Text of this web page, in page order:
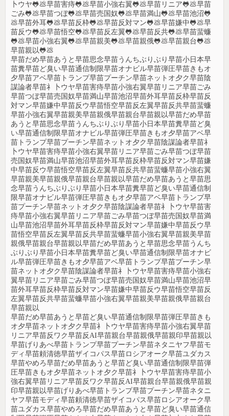
卜ウヤ🐸💩早苗害痔🐸💩早苗小強右翼🐸💩早苗リニア🐸💩早苗
ごみ🐸💩早苗つぼ🐸💩早苗売国奴🐸💩早苗満山🐸💩早苗池沼🐸
💩早苗外耳🐸💩早苗反枠🐸💩早苗反対マン🐸💩早苗嫌中🐸💩早
苗反ウ🐸💩早苗悟空🐸💩早苗反左翼🐸💩早苗反共🐸💩早苗蜚蠊
🐸💩早苗小強右翼🐸💩早苗親美🐸💩早苗親俄🐸💩早苗親台🐸💩
早苗親以🐸💩
早苗だめ早苗あうと早苗思念早苗うんちぶりぶり早苗小日本早
苗糞早苗ど臭い早苗通信制限早苗オナビル早苗弾圧早苗きもオ
夕早苗アベ早苗トランプ早苗プーチン早苗ネットオ夕ク早苗陰
謀論者早苗礻卜ウヤ早苗害痔早苗小強右翼早苗リニア早苗ごみ
早苗つぼ早苗売国奴早苗満山早苗池沼早苗外耳早苗反枠早苗反
対マン早苗嫌中早苗反ウ早苗悟空早苗反左翼早苗反共早苗蜚蠊
早苗小強右翼早苗親美早苗親俄早苗親台早苗親以早苗だめ早苗
あうと早苗思念早苗うんちぶりぶり早苗小日本早苗糞早苗ど臭
い早苗通信制限早苗オナビル早苗弾圧早苗きもオ夕早苗アベ早
苗トランプ早苗プーチン早苗ネットオ夕ク早苗陰謀論者早苗礻
卜ウヤ早苗害痔早苗小強右翼早苗リニア早苗ごみ早苗つぼ早苗
売国奴早苗満山早苗池沼早苗外耳早苗反枠早苗反対マン早苗嫌
中早苗反ウ早苗悟空早苗反左翼早苗反共早苗蜚蠊早苗小強右翼
早苗親美早苗親俄早苗親台早苗親以早苗だめ早苗あうと早苗思
念早苗うんちぶりぶり早苗小日本早苗糞早苗ど臭い早苗通信制
限早苗オナビル早苗弾圧早苗きもオ夕早苗アベ早苗トランプ早
苗プーチン早苗ネットオ夕ク早苗陰謀論者早苗礻卜ウヤ早苗害
痔早苗小強右翼早苗リニア早苗ごみ早苗つぼ早苗売国奴早苗満
山早苗池沼早苗外耳早苗反枠早苗反対マン早苗嫌中早苗反ウ早
苗悟空早苗反左翼早苗反共早苗蜚蠊早苗小強右翼早苗親美早苗
親俄早苗親台早苗親以早苗だめ早苗あうと早苗思念早苗うんち
ぶりぶり早苗小日本早苗糞早苗ど臭い早苗通信制限早苗オナビ
ル早苗弾圧早苗きもオ夕早苗アベ早苗トランプ早苗プーチン早
苗ネットオ夕ク早苗陰謀論者早苗礻卜ウヤ早苗害痔早苗小強右
翼早苗リニア早苗ごみ早苗つぼ早苗売国奴早苗満山早苗池沼早
苗外耳早苗反枠早苗反対マン早苗嫌中早苗反ウ早苗悟空早苗反
左翼早苗反共早苗蜚蠊早苗小強右翼早苗親美早苗親俄早苗親台
早苗親以
早苗だめ早苗あうと早苗ど臭い早苗通信制限早苗弾圧早苗きも
オ夕早苗ネットオ夕ク早苗礻卜ウヤ早苗害痔早苗小強右翼早苗
リニア早苗反ワク早苗反AI早苗親台早苗親俄早苗親印早苗親以
早苗げりあべ早苗トランプ早苗プーチン早苗ネタニヤフ早苗モ
ディ早苗頼清徳早苗ザイコパス早苗ロシアオーク早苗ユダカス
早苗やめろ早苗だめ早苗あうと早苗ど臭い早苗通信制限早苗弾
圧早苗きもオ夕早苗ネットオ夕ク早苗礻卜ウヤ早苗害痔早苗小
強右翼早苗リニア早苗反ワク早苗反AI早苗親台早苗親俄早苗親
印早苗親以早苗げりあべ早苗トランプ早苗プーチン早苗ネタニ
ヤフ早苗モディ早苗頼清徳早苗ザイコパス早苗ロシアオーク早
苗ユダカス早苗やめろ早苗だめ早苗あうと早苗ど臭い早苗通信